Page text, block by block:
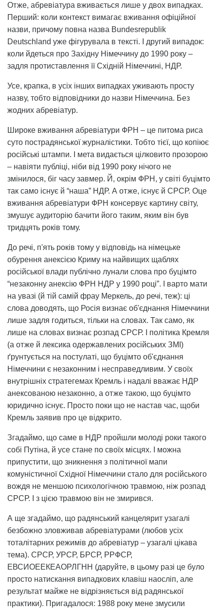
Отже, абревіатура вживається лише у двох випадках.
Перший: коли контекст вимагає вживання офіційної
назви, причому повна назва Bundesrepublik
Deutschland уже фігурувала в тексті. І другий випадок:
коли йдеться про Західну Німеччину до 1990 року –
задля протиставлення її Східній Німеччині, НДР.
Усе, крапка, в усіх інших випадках уживають просту
назву, тобто відповідники до назви Німеччина. Без
жодних абревіатур.
Широке вживання абревіатури ФРН – це питома риса
суто пострадянської журналістики. Тобто тієї, що копіює
російські штампи. І мета видається цілковито прозорою
– навіяти публіці, ніби від 1990 року нічого не
змінилося, біг часу завмер. Й, окрім ФРН, у світі буцімто
так само існує й “наша” НДР. А отже, існує й СРСР. Оце
вживання абревіатури ФРН консервує картину світу,
змушує аудиторію бачити його таким, яким він був
тридцять років тому.
До речі, п'ять років тому у відповідь на німецьке
обурення анексією Криму на найвищих щаблях
російської влади публічно лунали слова про буцімто
“незаконну анексію ФРН НДР у 1990 році”. І варто мати
на увазі (й тій самій фрау Меркель, до речі, теж): ці
слова доводять, що Росія визнає об'єднання Німеччини
лише задля годиться, тільки на словах. Так само, як
лише на словах визнає розпад СРСР. І політика Кремля
(а отже й лексика одержавлених російських ЗМІ)
ґрунтується на постулаті, що буцімто об'єднання
Німеччини є незаконним і несправедливим. У своїх
внутрішніх стратегемах Кремль і надалі вважає НДР
анексованою незаконно, а отже такою, що буцімто
юридично існує. Просто поки що не настав час, щоби
Кремль заявив про це відкрито.
Згадаймо, що саме в НДР пройшли молоді роки такого
собі Путіна, й усе стане по своїх місцях. І можна
припустити, що зникнення з політичної мапи
комуністичної Східної Німеччини стало для російського
вождя не меншою психологічною травмою, ніж розпад
СРСР. І з цією травмою він не змирився.
А ще згадаймо, що радянський канцелярит узагалі
безбожно зловживав абревіатурами (любов усіх
тоталітарних режимів до абревіатур – узагалі цікава
тема). СРСР, УРСР, БРСР, РРФСР,
ЕВСИОЕЕКЕАОРЛГНН (даруйте, в цьому разі це було
просто натискання випадкових клавіш наосліп, але
результат майже не відрізняється від радянської
практики). Пригадалося: 1988 року мене змусили